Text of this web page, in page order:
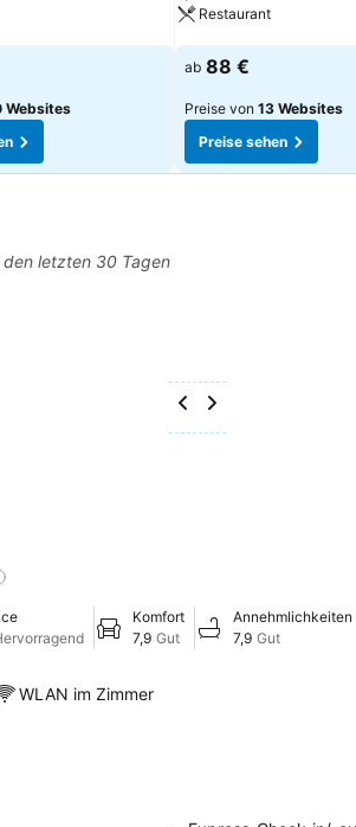
Websites
Restaurant
Preise sehen
ab 88 €
Preise von 13 Websites
Preise sehen
letzten 30 Tagen
Komfort
7,9 Gut
Annehmlichkeiten
7,9 Gut
WLAN im Zimmer